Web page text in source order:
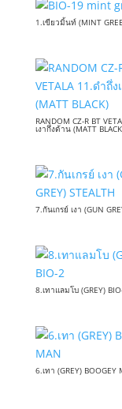
1.เขียวมิ้นท์ (MINT
RANDOM CZ-R BT
เงากึ่งด้าน (MATT
7.กันเกรย์ เงา (GUN
8.เทาแลมโบ (GREY)
6.เทา (GREY) BOOGEY